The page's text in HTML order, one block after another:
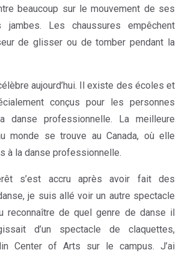
beaucoup sur le mouvement de ses
Les chaussures empêchent
de glisser ou de tomber pendant la
aujourd’hui. Il existe des écoles et
conçus pour les personnes
danse professionnelle. La meilleure
monde se trouve au Canada, où elle
à la danse professionnelle.
s’est accru après avoir fait des
je suis allé voir un autre spectacle
reconnaître de quel genre de danse il
d’un spectacle de claquettes,
Center of Arts sur le campus. J’ai